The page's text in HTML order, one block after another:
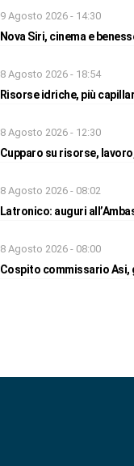
9 Agosto 2026 - 14:30
Nova Siri, cinema e
8 Agosto 2026 - 18:54
Risorse idriche, più
8 Agosto 2026 - 12:30
Cupparo su risorse,
8 Agosto 2026 - 08:02
Latronico: auguri
8 Agosto 2026 - 08:00
Cospito commissario Asi,